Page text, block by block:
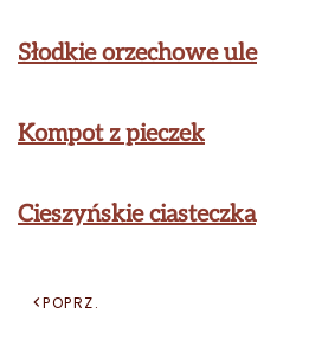
Słodkie orzechowe ule
Kompot z pieczek
Cieszyńskie ciasteczka
POPRZ.